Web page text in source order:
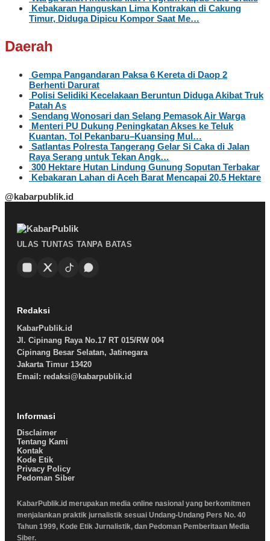
Kebakaran Hanguskan Lima Kontrakan di Cakung
Timur, Diduga Dipicu Kompor Saat Me…
Daerah
Gempa Pangandaran Paksa 6 Kereta di Daop 2
Berhenti Darurat
Polisi Selidiki Kecelakaan Beruntun Diduga Akibat Truk
Patah As
Sendang Wonosari dan Selang Pemasok Air Warga
Menteri PU Dukung Peningkatan Akses ke Teluk
Kuantan, Tol Pekanbaru–Kuansing Mul…
Satlantas Polresta Tangerang Gelar Si Caka di Jalan
Raya Serang untuk Tekan Angk…
300 Hektare Hutan Lindung Gunung Soputan Terbakar
Kebakaran Lahan di Aceh Barat Mencapai 20,5 Hektare
@kabarpublik.id
ULAS TUNTAS TANPA BATAS
Redaksi
KabarPublik.id
Jl. Cipinang Raya No.17 RT 015/RW 004
Cipinang Besar Selatan, Jatinegara
Jakarta Timur 13420
Email: redaksi@kabarpublik.id
Informasi
Disclaimer
Tentang Kami
Kontak
Kode Etik
Privacy Policy
Pedoman Siber
KabarPublik.id merupakan media online nasional yang berkomitmen
menjalankan praktik jurnalistik sesuai Undang-Undang Pers No. 40
Tahun 1999, Kode Etik Jurnalistik, dan Pedoman Pemberitaan Media
Siber.